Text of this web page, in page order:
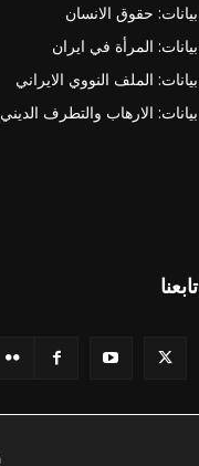
بيانات: حقوق الانسان
بيانات: المرأة في ايران
بيانات: الملف النووي الايراني
بيانات: الارهاب والتطرف الديني
تابعنا